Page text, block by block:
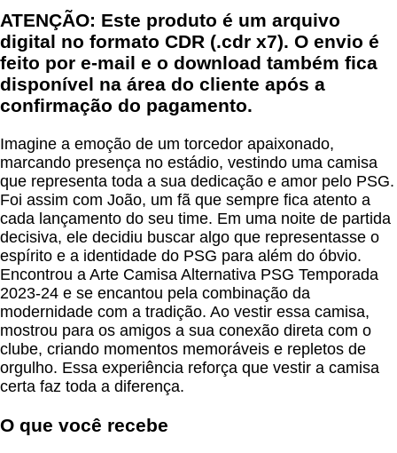
ATENÇÃO: Este produto é um arquivo
digital no formato CDR (.cdr x7). O envio é
feito por e-mail e o download também fica
disponível na área do cliente após a
confirmação do pagamento.
Imagine a emoção de um torcedor apaixonado,
marcando presença no estádio, vestindo uma camisa
que representa toda a sua dedicação e amor pelo PSG.
Foi assim com João, um fã que sempre fica atento a
cada lançamento do seu time. Em uma noite de partida
decisiva, ele decidiu buscar algo que representasse o
espírito e a identidade do PSG para além do óbvio.
Encontrou a Arte Camisa Alternativa PSG Temporada
2023-24 e se encantou pela combinação da
modernidade com a tradição. Ao vestir essa camisa,
mostrou para os amigos a sua conexão direta com o
clube, criando momentos memoráveis e repletos de
orgulho. Essa experiência reforça que vestir a camisa
certa faz toda a diferença.
O que você recebe